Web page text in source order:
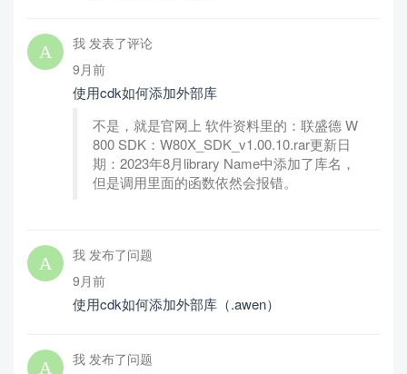
我 发表了评论
9月前
使用cdk如何添加外部库
不是，就是官网上 软件资料里的：联盛德 W
800 SDK：W80X_SDK_v1.00.10.rar更新日
期：2023年8月library Name中添加了库名，
但是调用里面的函数依然会报错。
我 发布了问题
9月前
使用cdk如何添加外部库（.awen）
我 发布了问题